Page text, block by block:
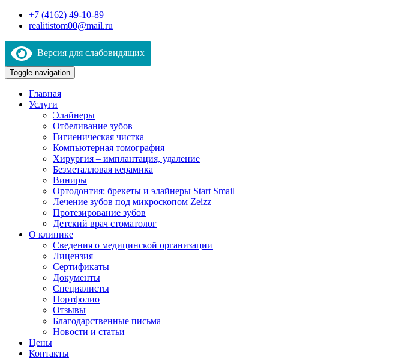
+7 (4162) 49-10-89
realitistom00@mail.ru
Версия для слабовидящих
Toggle navigation
Главная
Услуги
Элайнеры
Отбеливание зубов
Гигиеническая чистка
Компьютерная томография
Хирургия – имплантация, удаление
Безметалловая керамика
Виниры
Ортодонтия: брекеты и элайнеры Start Smail
Лечение зубов под микроскопом Zeizz
Протезирование зубов
Детский врач стоматолог
О клинике
Сведения о медицинской организации
Лицензия
Сертификаты
Документы
Специалисты
Портфолио
Отзывы
Благодарственные письма
Новости и статьи
Цены
Контакты